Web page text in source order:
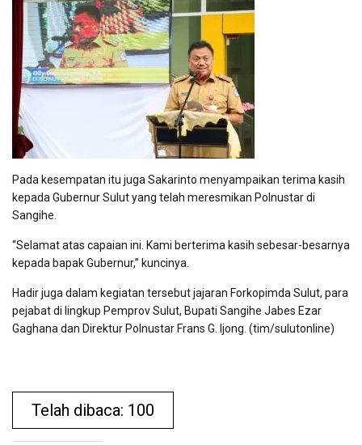
Pada kesempatan itu juga Sakarinto menyampaikan terima kasih
kepada Gubernur Sulut yang telah meresmikan Polnustar di
Sangihe.
“Selamat atas capaian ini. Kami berterima kasih sebesar-besarnya
kepada bapak Gubernur,” kuncinya.
Hadir juga dalam kegiatan tersebut jajaran Forkopimda Sulut, para
pejabat di lingkup Pemprov Sulut, Bupati Sangihe Jabes Ezar
Gaghana dan Direktur Polnustar Frans G. Ijong. (tim/sulutonline)
Telah dibaca: 100